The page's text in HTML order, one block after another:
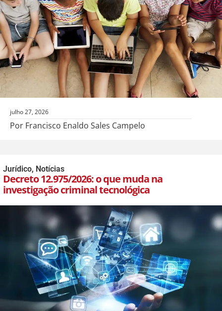
julho 27, 2026
Por Francisco Enaldo Sales Campelo
Jurídico, Notícias
Decreto 12.975/2026: o que muda na
investigação criminal tecnológica